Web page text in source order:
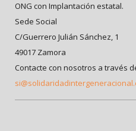
ONG con Implantación estatal.
Sede Social
C/Guerrero Julián Sánchez, 1
49017 Zamora
Contacte con nosotros a través